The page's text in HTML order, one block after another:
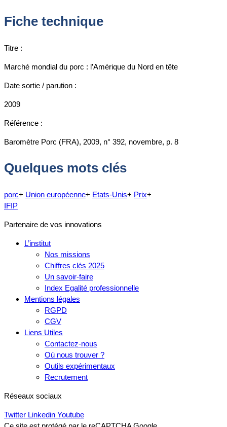
Fiche technique
Titre :
Marché mondial du porc : l’Amérique du Nord en tête
Date sortie / parution :
2009
Référence :
Baromètre Porc (FRA), 2009, n° 392, novembre, p. 8
Quelques mots clés
porc+ Union européenne+ Etats-Unis+ Prix+
IFIP
Partenaire de vos innovations
L’institut
Nos missions
Chiffres clés 2025
Un savoir-faire
Index Egalité professionnelle
Mentions légales
RGPD
CGV
Liens Utiles
Contactez-nous
Où nous trouver ?
Outils expérimentaux
Recrutement
Réseaux sociaux
Twitter Linkedin Youtube